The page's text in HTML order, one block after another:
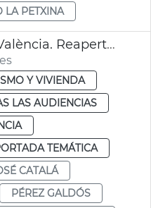
LA PETXINA
Obras Pérez Galdós València. Reapertura
Y VIVIENDA
LAS AUDIENCIAS
TEMÁTICA
CATALÁ
PÉREZ GALDÓS